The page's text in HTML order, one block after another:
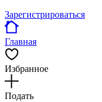
Зарегистрироваться
Главная
Избранное
Подать